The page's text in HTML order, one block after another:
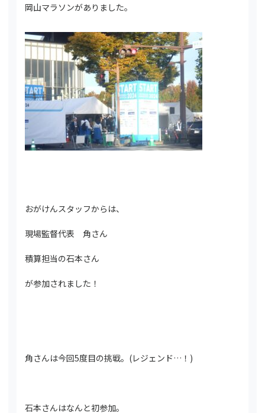
岡山マラソンがありました。
おがけんスタッフからは、
現場監督代表 角さん
積算担当の石本さん
が参加されました！
角さんは今回5度目の挑戦。(レジェンド…！)
石本さんはなんと初参加。